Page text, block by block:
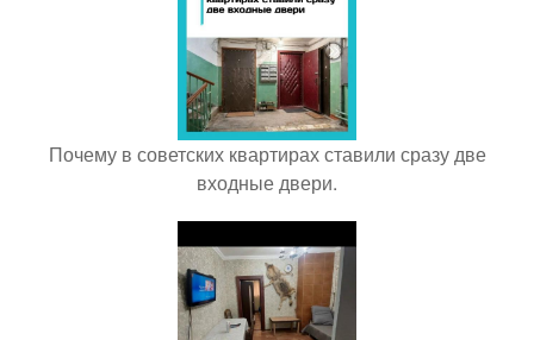
Почему в советских квартирах ставили сразу две
входные двери.